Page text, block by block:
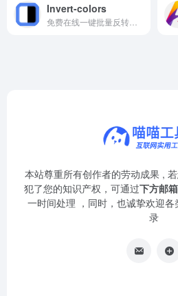
Invert-colors
本站尊重所有创作者的劳动成果 ,
犯了您的知识产权，可通过下方邮箱
一时间处理 ，同时，也诚挚欢迎
录